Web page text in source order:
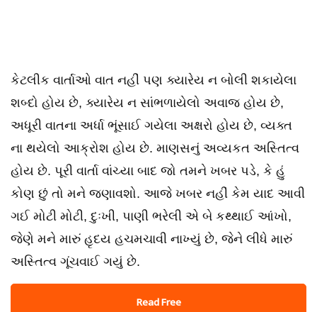
કેટલીક વાર્તાઓ વાત નહીં પણ ક્યારેય ન બોલી શકાયેલા
શબ્દો હોય છે, ક્યારેય ન સાંભળાયેલો અવાજ હોય છે,
અધૂરી વાતના અર્ધા ભૂંસાઈ ગયેલા અક્ષરો હોય છે, વ્યક્ત
ના થયેલો આક્રોશ હોય છે. માણસનું અવ્યકત અસ્તિત્વ
હોય છે. પૂરી વાર્તા વાંચ્યા બાદ જો તમને ખબર પડે, કે હું
કોણ છું તો મને જણાવશો. આજે ખબર નહીં કેમ યાદ આવી
ગઈ મોટી મોટી, દુઃખી, પાણી ભરેલી એ બે કથ્થાઈ આંખો,
જેણે મને મારું હૃદય હચમચાવી નાખ્યું છે, જેને લીધે મારું
અસ્તિત્વ ગૂંચવાઈ ગયું છે.
Read Free